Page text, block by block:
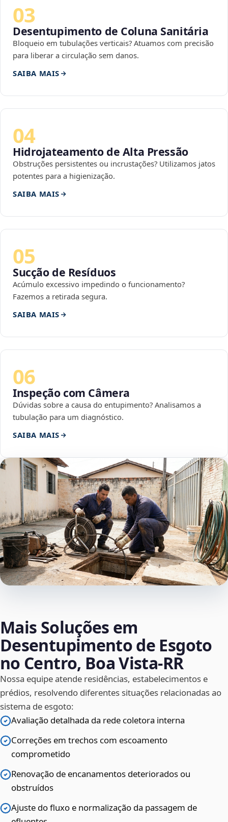
03
Desentupimento de Coluna Sanitária
Bloqueio em tubulações verticais? Atuamos com precisão
para liberar a circulação sem danos.
SAIBA MAIS
04
Hidrojateamento de Alta Pressão
Obstruções persistentes ou incrustações? Utilizamos jatos
potentes para a higienização.
SAIBA MAIS
05
Sucção de Resíduos
Acúmulo excessivo impedindo o funcionamento?
Fazemos a retirada segura.
SAIBA MAIS
06
Inspeção com Câmera
Dúvidas sobre a causa do entupimento? Analisamos a
tubulação para um diagnóstico.
SAIBA MAIS
Mais Soluções em
Desentupimento de Esgoto
no Centro, Boa Vista‑RR
Nossa equipe atende residências, estabelecimentos e
prédios, resolvendo diferentes situações relacionadas ao
sistema de esgoto:
Avaliação detalhada da rede coletora interna
Correções em trechos com escoamento
comprometido
Renovação de encanamentos deteriorados ou
obstruídos
Ajuste do fluxo e normalização da passagem de